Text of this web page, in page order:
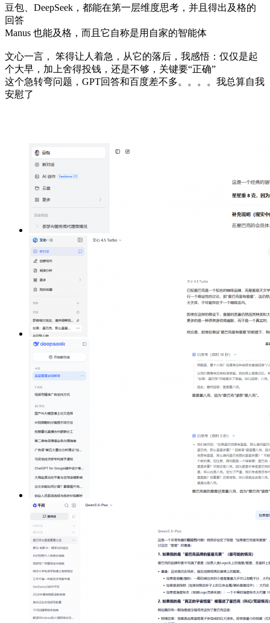
豆包、DeepSeek，都能在第一层维度思考，并且得出及格的
回答
Manus 也能及格，而且它自称是用自家的智能体
文心一言， 笨得让人着急，从它的落后，我感悟：仅仅是起
个大早，加上舍得投钱，还是不够，关键要“正确”
这个急转弯问题，GPT回答和百度差不多。。。。我总算自我
安慰了